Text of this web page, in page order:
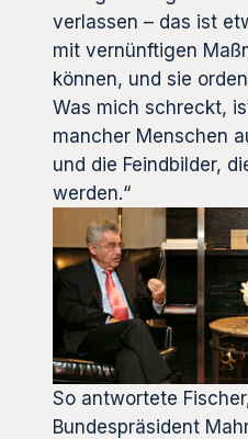
verlassen – das ist
mit vernünftigen
können, und sie
Was mich schreckt,
mancher Menschen
und die Feindbilder,
werden.“
So antwortete
Bundespräsident